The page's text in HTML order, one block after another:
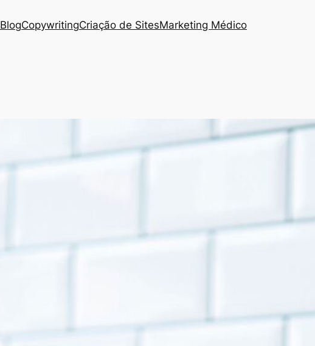
BlogCopywritingCriação de SitesMarketing Médico